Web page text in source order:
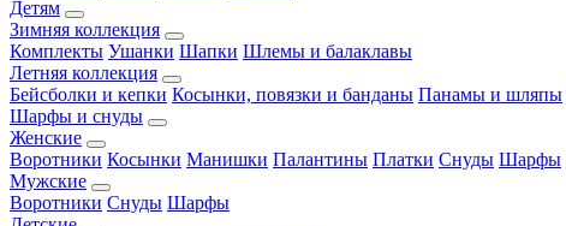
Детям
Зимняя коллекция
Комплекты Ушанки Шапки Шлемы и балаклавы
Летняя коллекция
Бейсболки и кепки Косынки, повязки и банданы Панамы и шляпы
Шарфы и снуды
Женские
Воротники Косынки Манишки Палантины Платки Снуды Шарфы
Мужские
Воротники Снуды Шарфы